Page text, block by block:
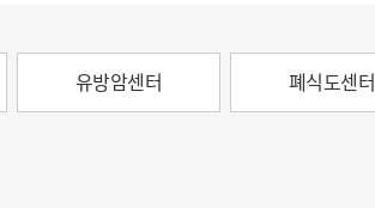
유방암센터 폐식도센터